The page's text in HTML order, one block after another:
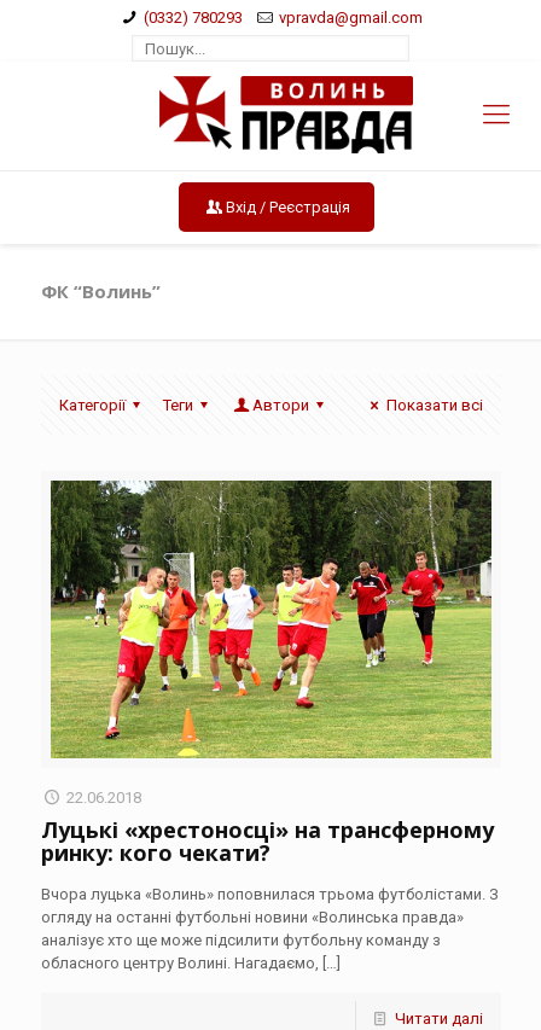
(0332) 780293 vpravda@gmail.com
Вхід / Реєстрація
ФК “Волинь”
Категорії Теги Автори Показати всі
22.06.2018
Луцькі «хрестоносці» на трансферному
ринку: кого чекати?
Вчора луцька «Волинь» поповнилася трьома футболістами. З
огляду на останні футбольні новини «Волинська правда»
аналізує хто ще може підсилити футбольну команду з
обласного центру Волині. Нагадаємо, […]
Читати далі